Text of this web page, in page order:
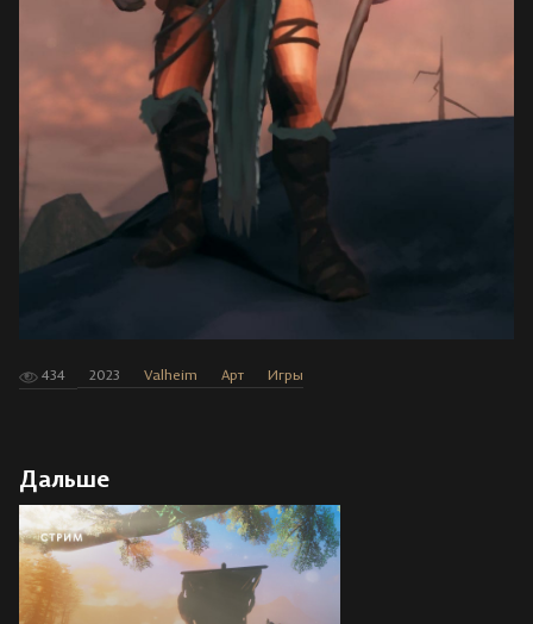
434 2023 Valheim Арт Игры
Дальше